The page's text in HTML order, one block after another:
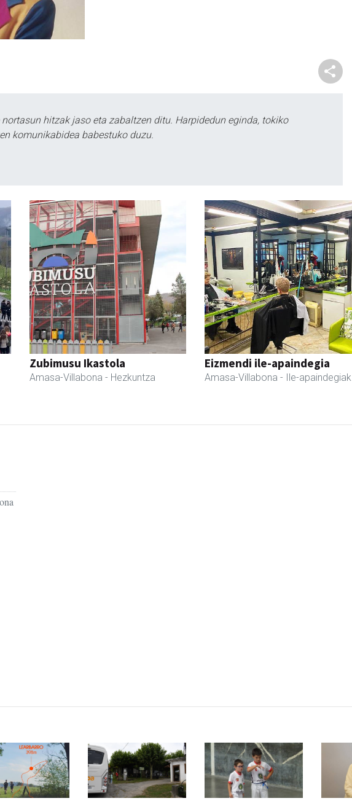
nortasun hitzak jaso eta zabaltzen ditu. Harpidedun eginda, tokiko
komunikabidea babestuko duzu.
Zubimusu Ikastola
Amasa-Villabona - Hezkuntza
Eizmendi ile-apaindegia
Amasa-Villabona - Ile-apaindegiak